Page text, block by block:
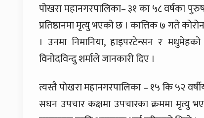
पोखरा महानगरपालिका– ३१ का ५८ वर्षका
प्रतिष्ठानमा मृत्यु भएको छ । कात्तिक ७ गते
। उनमा निमानिया, हाइपरटेन्सन र
विनोदविन्दु शर्माले जानकारी दिए ।
त्यस्तै पोखरा महानगरपालिका – १५ कि ५२
सघन उपचार कक्षमा उपचारका क्रममा मृत्यु